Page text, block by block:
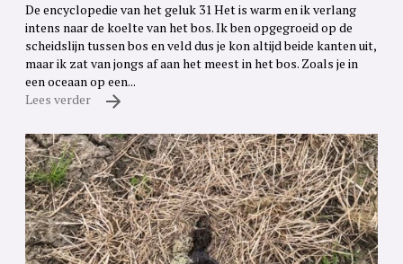
De encyclopedie van het geluk 31 Het is warm en ik verlang
intens naar de koelte van het bos. Ik ben opgegroeid op de
scheidslijn tussen bos en veld dus je kon altijd beide kanten uit,
maar ik zat van jongs af aan het meest in het bos. Zoals je in
een oceaan op een...
Lees verder